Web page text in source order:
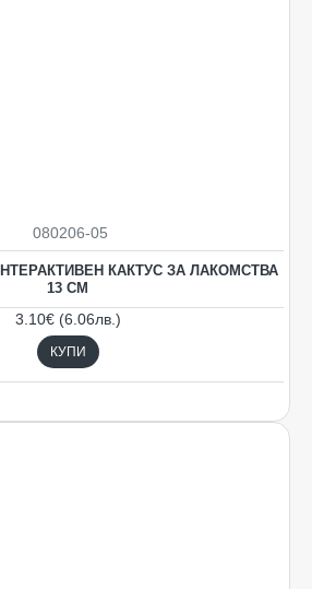
080206-05
КАКТУС ЗА ЛАКОМСТВА
13 СМ
3.10€ (6.06лв.)
КУПИ